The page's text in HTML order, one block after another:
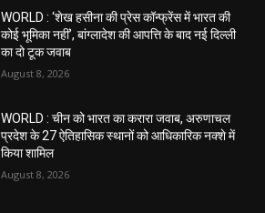
WORLD : ‘शेख हसीना की प्रेस कॉन्फ्रेंस में भारत की
कोई भूमिका नहीं’, बांग्लादेश की आपत्ति के बाद नई दिल्ली
का दो टूक जवाब
August 8, 2026
WORLD : चीन को भारत का करारा जवाब, अरुणाचल
प्रदेश के 27 ऐतिहासिक स्थानों को आधिकारिक नक्शे में
किया शामिल
August 8, 2026